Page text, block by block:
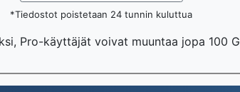
*Tiedostot poistetaan 24 tunnin kuluttua
Pro-käyttäjät voivat muuntaa jopa 100